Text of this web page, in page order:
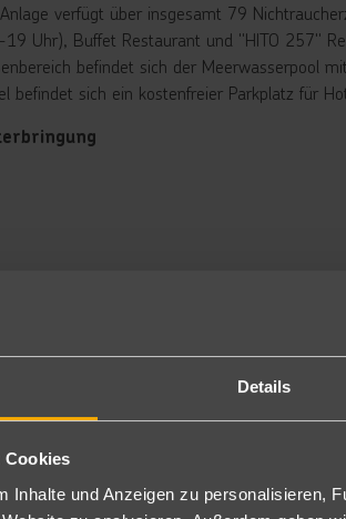
Details
Cookies
Inhalte und Anzeigen zu personalisieren,
verfügt über insgesamt 79
Uhr), Buffet Restaurant und "HITO 257"
befindet sich der Meerwasserpool
befindet sich ein kostenfreier Parkplatz für
gegen Gebühr
in der Nähe des Hotels durch